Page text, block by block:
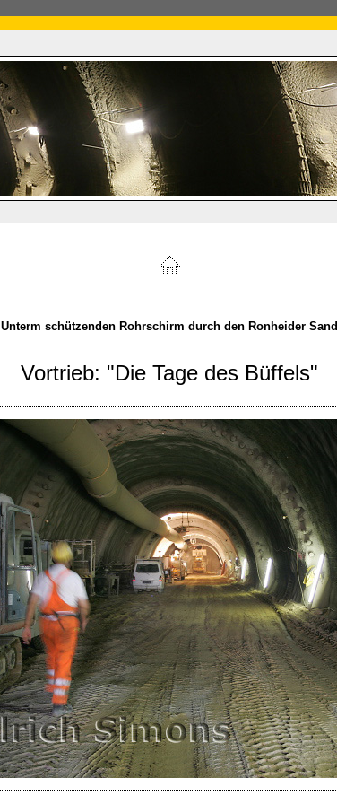
Unterm schützenden Rohrschirm durch den Ronheider Sand
Vortrieb: "Die Tage des Büffels"